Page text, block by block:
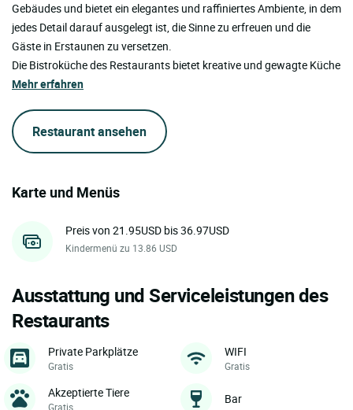
Gebäudes und bietet ein elegantes und raffiniertes Ambiente, in dem
jedes Detail darauf ausgelegt ist, die Sinne zu erfreuen und die
Gäste in Erstaunen zu versetzen.
Die Bistroküche des Restaurants bietet kreative und gewagte Küche
Mehr erfahren
Restaurant ansehen
Karte und Menüs
Preis von 21.95USD bis 36.97USD
Kindermenü zu 13.86 USD
Ausstattung und Serviceleistungen des
Restaurants
Private Parkplätze
Gratis
WIFI
Gratis
Akzeptierte Tiere
Gratis
Bar